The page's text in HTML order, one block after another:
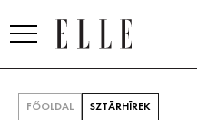
FŐOLDAL SZTÁRHÍREK